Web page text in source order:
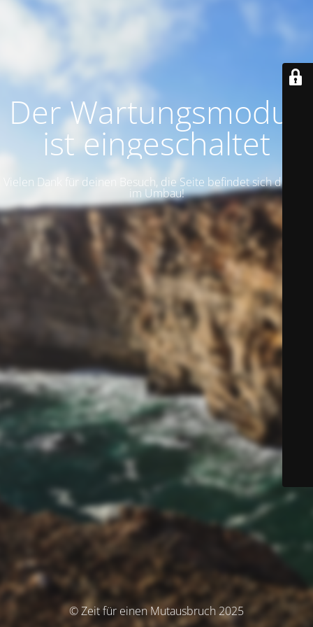
Der Wartungsmodus
ist eingeschaltet
Vielen Dank für deinen Besuch, die Seite befindet sich derzeit
im Umbau!
© Zeit für einen Mutausbruch 2025